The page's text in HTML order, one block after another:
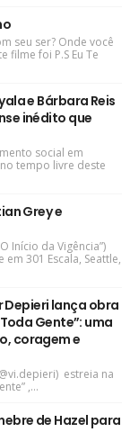
seu ser? Onde você
filme foi P.S Eu Te
e Bárbara Reis
inédito que
social em
tempo livre deste
Grey e
Início da Vigência”)
em 301 Escala, Seattle,
Depieri lança obra
Gente”: uma
coragem e
estreia na
,...
de Hazel para